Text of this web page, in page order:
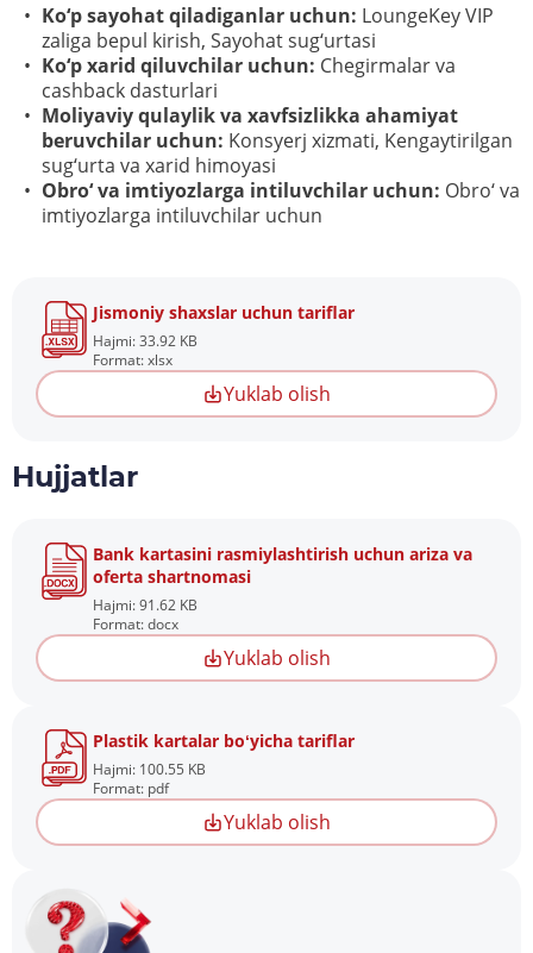
Ko‘p sayohat qiladiganlar uchun: LoungeKey VIP
zaliga bepul kirish, Sayohat sug‘urtasi
Ko‘p xarid qiluvchilar uchun: Chegirmalar va
cashback dasturlari
Moliyaviy qulaylik va xavfsizlikka ahamiyat
beruvchilar uchun: Konsyerj xizmati, Kengaytirilgan
sug‘urta va xarid himoyasi
Obro‘ va imtiyozlarga intiluvchilar uchun: Obro‘ va
imtiyozlarga intiluvchilar uchun
Jismoniy shaxslar uchun tariflar
Hajmi: 33.92 KB
Format: xlsx
Yuklab olish
Hujjatlar
Bank kartasini rasmiylashtirish uchun ariza va
oferta shartnomasi
Hajmi: 91.62 KB
Format: docx
Yuklab olish
Plastik kartalar boʻyicha tariflar
Hajmi: 100.55 KB
Format: pdf
Yuklab olish